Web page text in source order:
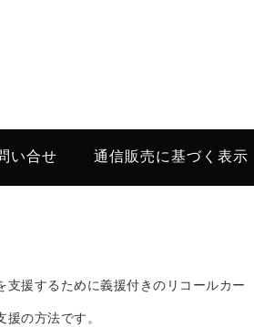
い合せ 通信販売に基づく表示
援するために義援付きのリコールカー
の方法です。